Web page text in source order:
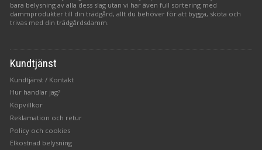
bara belysning av alla dess slag utan vi har även full sortering med
dammprodukter till din trädgård, allt du behöver för att bygga, sköta och
trivas med din trädgårdsdamm.
Kundtjänst
Kundtjänst / Kontakt
Hur handlar jag?
Köpvillkor
Reklamation och retur
Policy och cookies
Elkostnad belysning